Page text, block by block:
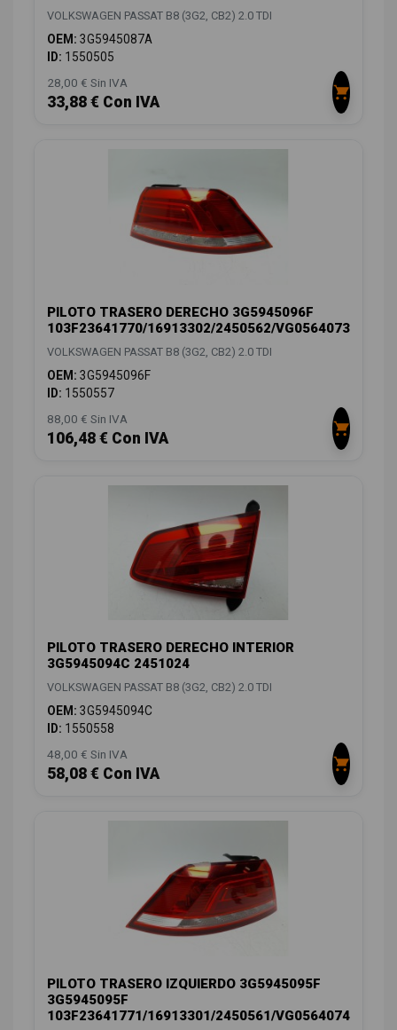
VOLKSWAGEN PASSAT B8 (3G2, CB2) 2.0 TDI
OEM: 3G5945087A
ID: 1550505
28,00 € Sin IVA
33,88 € Con IVA
PILOTO TRASERO DERECHO 3G5945096F
103F23641770/16913302/2450562/VG0564073
VOLKSWAGEN PASSAT B8 (3G2, CB2) 2.0 TDI
OEM: 3G5945096F
ID: 1550557
88,00 € Sin IVA
106,48 € Con IVA
PILOTO TRASERO DERECHO INTERIOR
3G5945094C 2451024
VOLKSWAGEN PASSAT B8 (3G2, CB2) 2.0 TDI
OEM: 3G5945094C
ID: 1550558
48,00 € Sin IVA
58,08 € Con IVA
PILOTO TRASERO IZQUIERDO 3G5945095F
3G5945095F
103F23641771/16913301/2450561/VG0564074